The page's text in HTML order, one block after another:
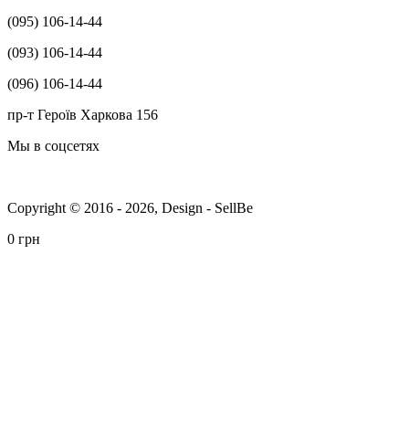
(095) 106-14-44
(093) 106-14-44
(096) 106-14-44
пр-т Героїв Харкова 156
Мы в соцсетях
Copyright © 2016 - 2026, Design - SellBe
0 грн